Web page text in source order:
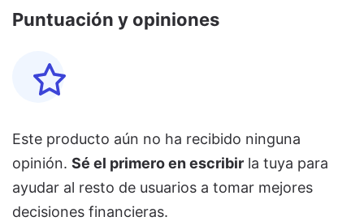
Puntuación y opiniones
Este producto aún no ha recibido ninguna
opinión. Sé el primero en escribir la tuya para
ayudar al resto de usuarios a tomar mejores
decisiones financieras.